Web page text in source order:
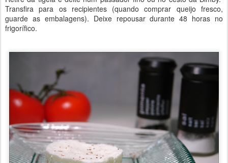
Transfira para os recipientes (quando comprar queijo fresco,
guarde as embalagens). Deixe repousar durante 48 horas no
frigorífico.